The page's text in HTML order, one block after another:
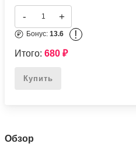
- +
Бонус:13.6 !
Итого:680₽
Купить
Обзор